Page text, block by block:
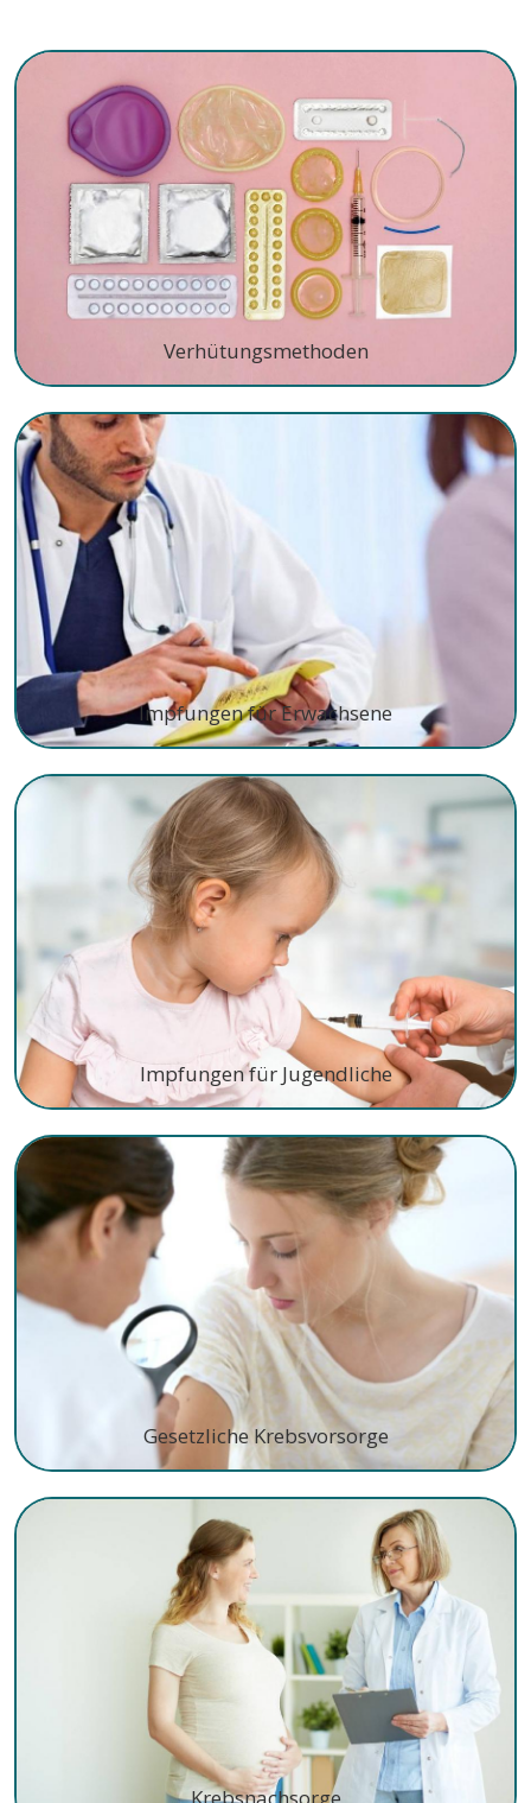
Verhütungsmethoden
Impfungen für Erwachsene
Impfungen für Jugendliche
Gesetzliche Krebsvorsorge